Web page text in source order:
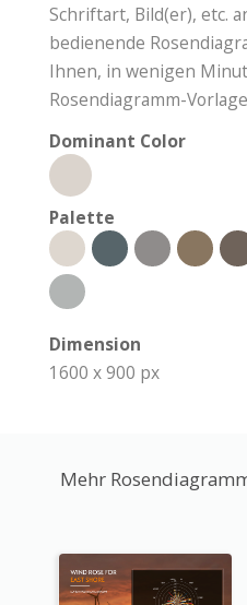
Schriftart, Bild(er), etc.
bedienende
Ihnen, in wenigen
Rosendiagramm-
Dominant Color
Palette
Dimension
1600 x 900 px
Mehr